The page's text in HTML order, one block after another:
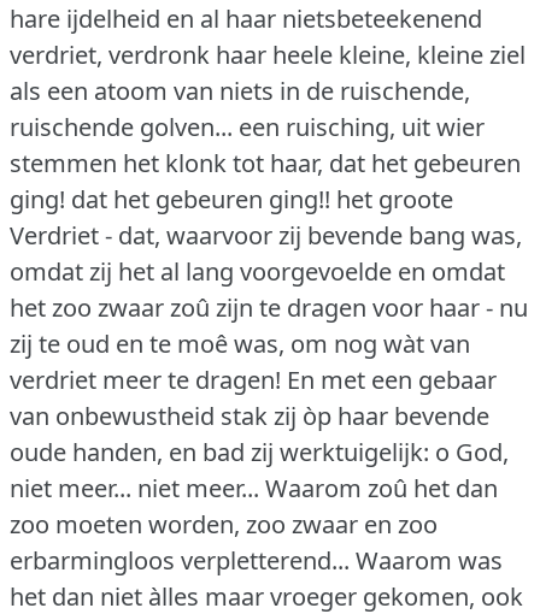
hare ijdelheid en al haar nietsbeteekenend
verdriet, verdronk haar heele kleine, kleine ziel
als een atoom van niets in de ruischende,
ruischende golven... een ruisching, uit wier
stemmen het klonk tot haar, dat het gebeuren
ging! dat het gebeuren ging!! het groote
Verdriet - dat, waarvoor zij bevende bang was,
omdat zij het al lang voorgevoelde en omdat
het zoo zwaar zoû zijn te dragen voor haar - nu
zij te oud en te moê was, om nog wàt van
verdriet meer te dragen! En met een gebaar
van onbewustheid stak zij òp haar bevende
oude handen, en bad zij werktuigelijk: o God,
niet meer... niet meer... Waarom zoû het dan
zoo moeten worden, zoo zwaar en zoo
erbarmingloos verpletterend... Waarom was
het dan niet àlles maar vroeger gekomen, ook